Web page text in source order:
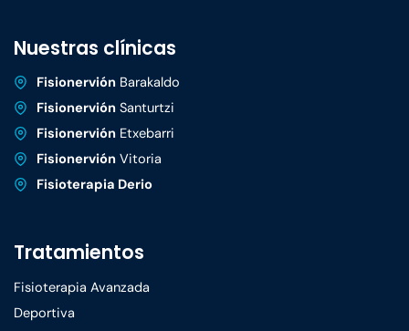
Nuestras clínicas
FisionerviónBarakaldo
FisionerviónSanturtzi
FisionerviónEtxebarri
FisionerviónVitoria
Fisioterapia Derio
Tratamientos
Fisioterapia Avanzada
Deportiva